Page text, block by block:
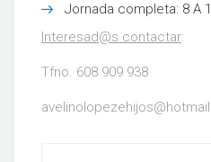
Jornada completa: 8 A
Interesad@s contactar:
Tfno. 608 909 938